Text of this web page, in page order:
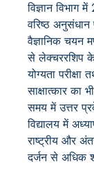
विज्ञान विभाग
वरिष्ठ
वैज्ञानिक चयन
से लेक्चररशिप के
योग्यता परीक्षा
साक्षात्कार का
समय में उत्तर
विद्यालय में
राष्ट्रीय और
दर्जन से अधिक